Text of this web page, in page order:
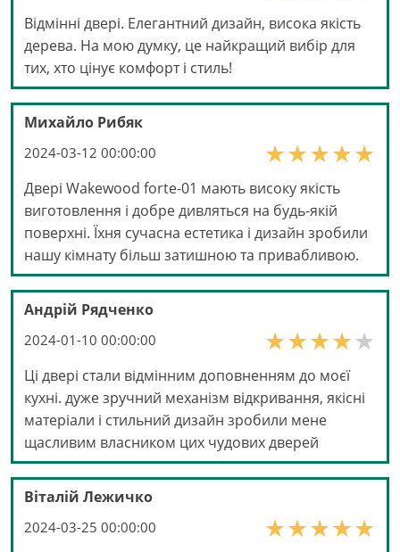
Відмінні двері. Елегантний дизайн, висока якість
дерева. На мою думку, це найкращий вибір для
тих, хто цінує комфорт і стиль!
Михайло Рибяк
2024-03-12 00:00:00
Двері Wakewood forte-01 мають високу якість
виготовлення і добре дивляться на будь-якій
поверхні. Їхня сучасна естетика і дизайн зробили
нашу кімнату більш затишною та привабливою.
Андрій Рядченко
2024-01-10 00:00:00
Ці двері стали відмінним доповненням до моєї
кухні. дуже зручний механізм відкривання, якісні
матеріали і стильний дизайн зробили мене
щасливим власником цих чудових дверей
Віталій Лежичко
2024-03-25 00:00:00